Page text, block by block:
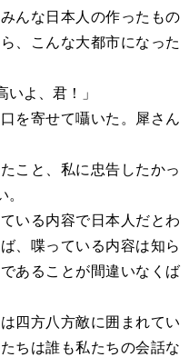
んな日本人の作ったもの
、こんな大都市になった
よ、君！」
を寄せて囁いた。犀さん
こと、私に忠告したかっ
いる内容で日本人だとわ
、喋っている内容は知ら
あることが間違いなくば
四方八方敵に囲まれてい
ちは誰も私たちの会話な